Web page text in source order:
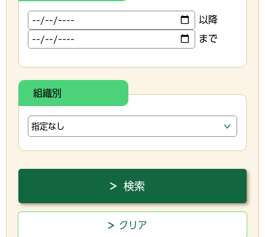
以降
まで
組織別